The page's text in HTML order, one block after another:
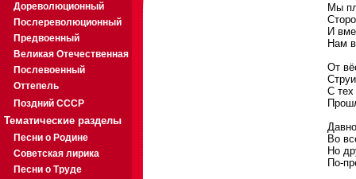
Дореволюционный
Послереволюционный
Предвоенный
Великая Отечественная
Послевоенный
Оттепель
Поздний СССР
Тематические разделы
Песни о Родине
Советская лирика
Песни о Труде
Мы
И
Нам
От
С тех
Во
Но
По-